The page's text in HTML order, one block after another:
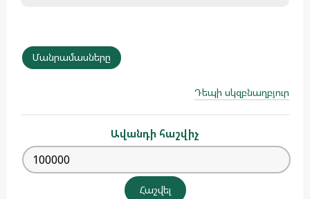
Մանրամասները
Դեպի սկզբնաղբյուր
Ավանդի հաշվիչ